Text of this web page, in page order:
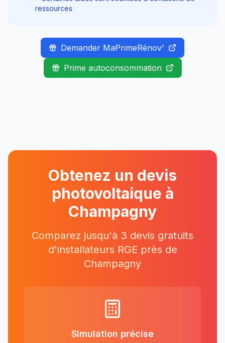
ressources
Demander MaPrimeRénov'
Prime autoconsommation
Obtenez un devis
photovoltaique à
Champagny
Comparez jusqu'à 3 devis gratuits
d'installateurs RGE près de
Champagny
Simulation précise